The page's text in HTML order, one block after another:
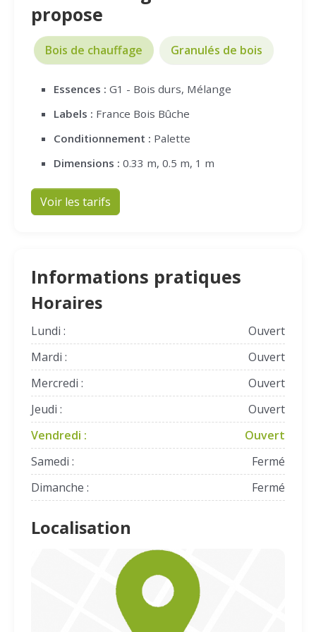
propose
Bois de chauffage Granulés de bois
Essences : G1 - Bois durs, Mélange
Labels : France Bois Bûche
Conditionnement : Palette
Dimensions : 0.33 m, 0.5 m, 1 m
Voir les tarifs
Informations pratiques
Horaires
Lundi :
Ouvert
Mardi :
Ouvert
Mercredi :
Ouvert
Jeudi :
Ouvert
Vendredi :
Ouvert
Samedi :
Fermé
Dimanche :
Fermé
Localisation